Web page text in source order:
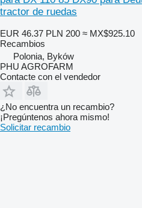
tractor de ruedas
EUR 46.37 PLN 200 ≈ MX$925.10
Recambios
Polonia, Byków
PHU AGROFARM
Contacte con el vendedor
¿No encuentra un recambio?
¡Pregúntenos ahora mismo!
Solicitar recambio